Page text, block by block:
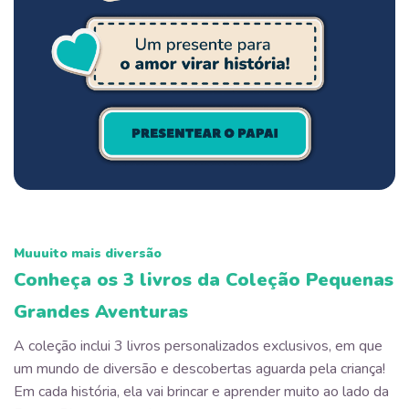
Muuuito mais diversão
Conheça os 3 livros da Coleção Pequenas
Grandes Aventuras
A coleção inclui 3 livros personalizados exclusivos, em que
um mundo de diversão e descobertas aguarda pela criança!
Em cada história, ela vai brincar e aprender muito ao lado da